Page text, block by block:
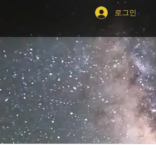
로그인